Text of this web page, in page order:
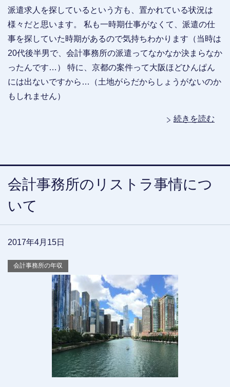
派遣求人を探しているという方も、置かれている状況は
様々だと思います。 私も一時期仕事がなくて、派遣の仕
事を探していた時期があるので気持ちわかります（当時は
20代後半男で、会計事務所の派遣ってなかなか決まらなか
ったんです…） 特に、京都の案件って大阪ほどひんぱん
には出ないですから…（土地がらだからしょうがないのか
もしれません）
続きを読む
会計事務所のリストラ事情につ
いて
2017年4月15日
会計事務所の年収